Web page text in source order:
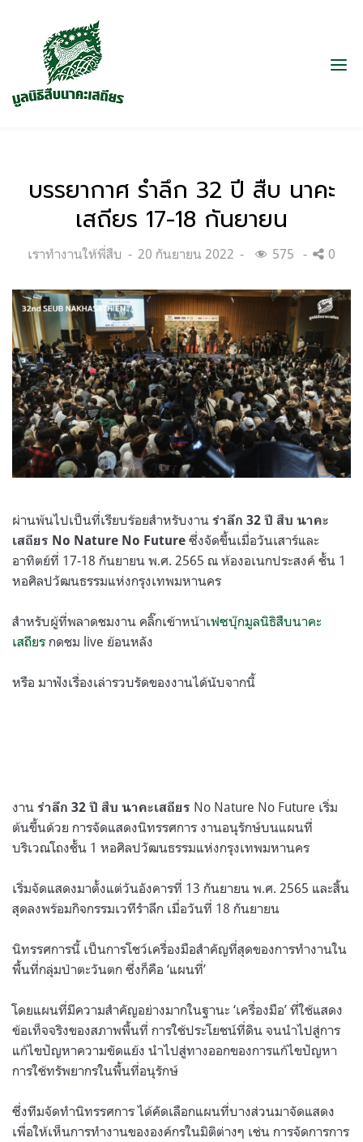
บรรยากาศ รำลึก 32 ปี สืบ นาคะ
เสถียร 17-18 กันยายน
Categories:
เราทำงานให้พี่สืบ
Posted
20 กันยายน 2022 575 0
ผ่านพ้นไปเป็นที่เรียบร้อยสำหรับงาน รำลึก 32 ปี สืบ นาคะ
เสถียร No Nature No Future ซึ่งจัดขึ้นเมื่อวันเสาร์และ
อาทิตย์ที่ 17-18 กันยายน พ.ศ. 2565 ณ ห้องอเนกประสงค์ ชั้น 1
หอศิลปวัฒนธรรมแห่งกรุงเทพมหานคร
สำหรับผู้ที่พลาดชมงาน คลิ๊กเข้าหน้าเฟซบุ๊กมูลนิธิสืบนาคะ
เสถียร กดชม live ย้อนหลัง
หรือ มาฟังเรื่องเล่ารวบรัดของงานได้นับจากนี้
งาน รำลึก 32 ปี สืบ นาคะเสถียร No Nature No Future เริ่ม
ต้นขึ้นด้วย การจัดแสดงนิทรรศการ งานอนุรักษ์บนแผนที่
บริเวณโถงชั้น 1 หอศิลปวัฒนธรรมแห่งกรุงเทพมหานคร
เริ่มจัดแสดงมาตั้งแต่วันอังคารที่ 13 กันยายน พ.ศ. 2565 และสิ้น
สุดลงพร้อมกิจกรรมเวทีรำลึก เมื่อวันที่ 18 กันยายน
นิทรรศการนี้ เป็นการโชว์เครื่องมือสำคัญที่สุดของการทำงานใน
พื้นที่กลุ่มป่าตะวันตก ซึ่งก็คือ ‘แผนที่’
โดยแผนที่มีความสำคัญอย่างมากในฐานะ ‘เครื่องมือ’ ที่ใช้แสดง
ข้อเท็จจริงของสภาพพื้นที่ การใช้ประโยชน์ที่ดิน จนนำไปสู่การ
แก้ไขปัญหาความขัดแย้ง นำไปสู่ทางออกของการแก้ไขปัญหา
การใช้ทรัพยากรในพื้นที่อนุรักษ์
ซึ่งทีมจัดทำนิทรรศการ ได้คัดเลือกแผนที่บางส่วนมาจัดแสดง
เพื่อให้เห็นการทำงานขององค์กรในมิติต่างๆ เช่น การจัดการการ